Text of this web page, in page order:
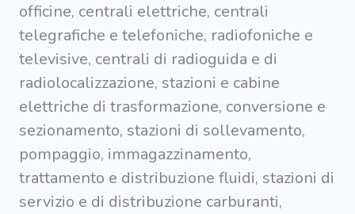
Home
officine, centrali elettriche, centrali
telegrafiche e telefoniche, radiofoniche e
televisive, centrali di radioguida e di
radiolocalizzazione, stazioni e cabine
elettriche di trasformazione, conversione e
sezionamento, stazioni di sollevamento,
pompaggio, immagazzinamento,
trattamento e distribuzione fluidi, stazioni di
servizio e di distribuzione carburanti,